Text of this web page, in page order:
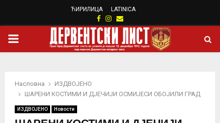
ЋИРИЛИЦА LATINICA
Facebook
Instagram
Email
PRIMARY
Насловна
ИЗДВОЈЕНО
ШАРЕНИ КОСТИМИ И ДЈЕЧИЈИ ОСМИЈЕСИ ОБОЈИЛИ ГРАД
ИЗДВОЈЕНО Новости